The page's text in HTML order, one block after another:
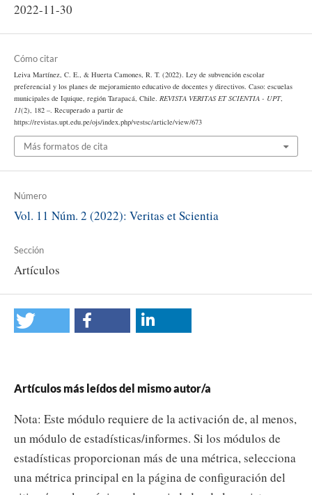
2022-11-30
Cómo citar
Leiva Martínez, C. E., & Huerta Camones, R. T. (2022). Ley de subvención escolar
preferencial y los planes de mejoramiento educativo de docentes y directivos. Caso: escuelas
municipales de Iquique, región Tarapacá, Chile. REVISTA VERITAS ET SCIENTIA - UPT,
11(2), 182 –. Recuperado a partir de
https://revistas.upt.edu.pe/ojs/index.php/vestsc/article/view/673
Más formatos de cita
Número
Vol. 11 Núm. 2 (2022): Veritas et Scientia
Sección
Artículos
Artículos más leídos del mismo autor/a
Nota: Este módulo requiere de la activación de, al menos,
un módulo de estadísticas/informes. Si los módulos de
estadísticas proporcionan más de una métrica, selecciona
una métrica principal en la página de configuración del